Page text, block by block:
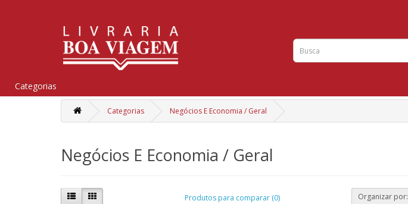
Categorias
Categorias Negócios E Economia / Geral
Negócios E Economia / Geral
Produtos para comparar (0) Organizar por: